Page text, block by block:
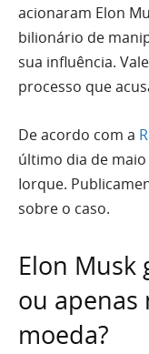
acionaram Elon
bilionário de
sua influência.
processo que
De acordo com a
último dia de
Iorque.
sobre o caso.
Elon Musk
ou apenas
moeda?